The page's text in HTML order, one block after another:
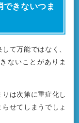
できないつま
て万能ではなく、
ないことがありま
は次第に重症化し
せてしまうでしょ